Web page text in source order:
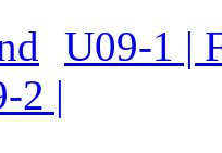
U09-1 |